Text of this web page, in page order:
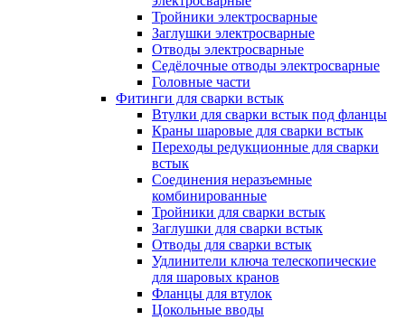
Тройники электросварные
Заглушки электросварные
Отводы электросварные
Седёлочные отводы электросварные
Головные части
Фитинги для сварки встык
Втулки для сварки встык под фланцы
Краны шаровые для сварки встык
Переходы редукционные для сварки
встык
Соединения неразъемные
комбинированные
Тройники для сварки встык
Заглушки для сварки встык
Отводы для сварки встык
Удлинители ключа телескопические
для шаровых кранов
Фланцы для втулок
Цокольные вводы